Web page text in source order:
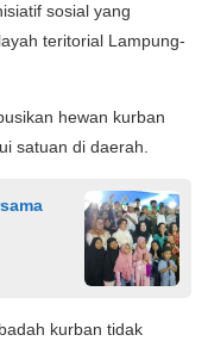
sosial yang
teritorial Lampung-
hewan kurban
satuan di daerah.
kurban tidak